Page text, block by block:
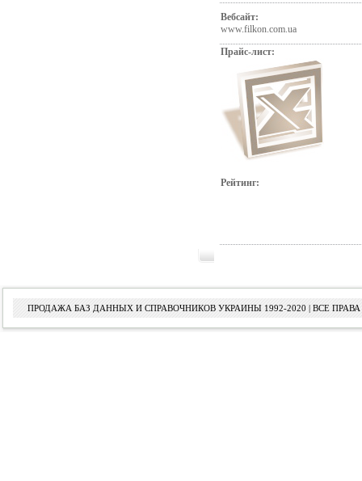
Вебсайт:
www.filkon.com.ua
Прайс-лист:
Рейтинг:
ПРОДАЖА БАЗ ДАННЫХ И СПРАВОЧНИКОВ УКРАИНЫ 1992-2020 | ВСЕ